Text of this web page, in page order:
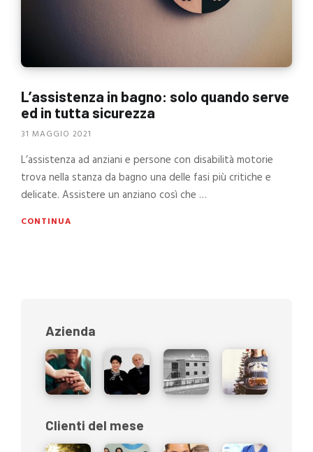
L’assistenza in bagno: solo quando serve
ed in tutta sicurezza
31 MAGGIO 2021
L’assistenza ad anziani e persone con disabilità motorie
trova nella stanza da bagno una delle fasi più critiche e
delicate. Assistere un anziano così che …
CONTINUA
Azienda
Clienti del mese